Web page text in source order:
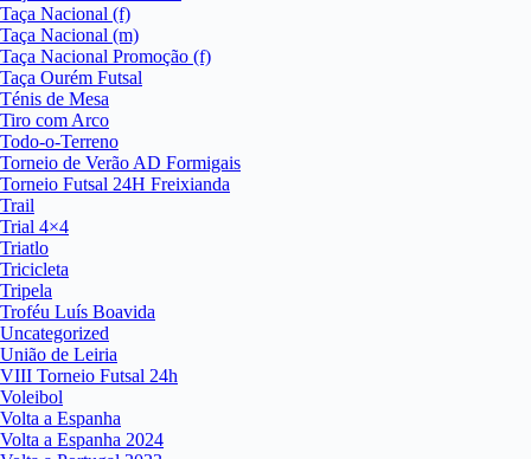
Taça Nacional (f)
Taça Nacional (m)
Taça Nacional Promoção (f)
Taça Ourém Futsal
Ténis de Mesa
Tiro com Arco
Todo-o-Terreno
Torneio de Verão AD Formigais
Torneio Futsal 24H Freixianda
Trail
Trial 4×4
Triatlo
Tricicleta
Tripela
Troféu Luís Boavida
Uncategorized
União de Leiria
VIII Torneio Futsal 24h
Voleibol
Volta a Espanha
Volta a Espanha 2024